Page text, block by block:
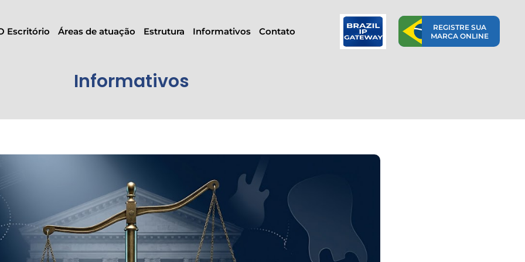
Escritório Áreas de atuação Estrutura Informativos Contato
REGISTRE SUA
MARCA ONLINE
Informativos